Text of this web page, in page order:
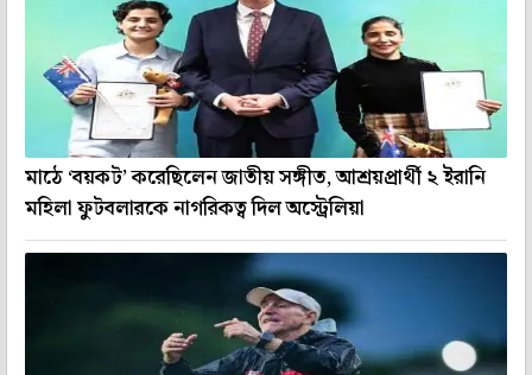
মাঠে ‘বয়কট’ করেছিলেন জাতীয় সঙ্গীত, আশ্রয়প্রার্থী ২ ইরানি
মহিলা ফুটবলারকে নাগরিকত্ব দিল অস্ট্রেলিয়া